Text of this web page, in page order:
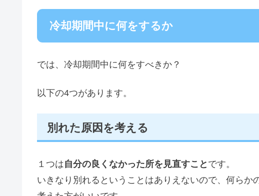
冷却期間中に何をするか
では、冷却期間中に何をすべきか？
以下の4つがあります。
別れた原因を考える
１つは自分の良くなかった所を見直すこと です。
いきなり別れるということはありえないので、何らか